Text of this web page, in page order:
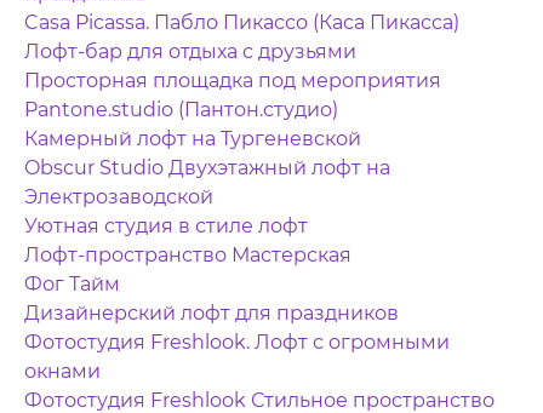
Casa Picassa. Пабло Пикассо (Каса Пикасса)
Лофт-бар для отдыха с друзьями
Просторная площадка под мероприятия
Pantone.studio (Пантон.студио)
Камерный лофт на Тургеневской
Obscur Studio Двухэтажный лофт на
Электрозаводской
Уютная студия в стиле лофт
Лофт-пространство Мастерская
Фог Тайм
Дизайнерский лофт для праздников
Фотостудия Freshlook. Лофт с огромными
окнами
Фотостудия Freshlook Стильное пространство